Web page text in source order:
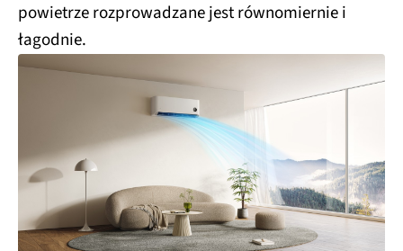
powietrze rozprowadzane jest równomiernie i
łagodnie.